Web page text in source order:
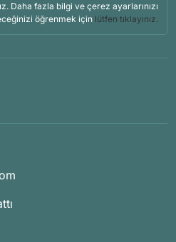
Daha fazla bilgi ve çerez ayarlarınızı
öğrenmek için lütfen tıklayınız.